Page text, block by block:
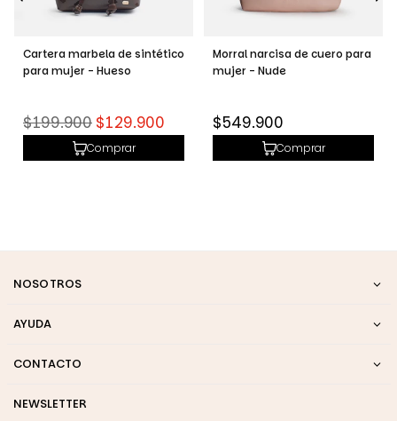
Cartera marbela de sintético
para mujer - Hueso
Precio
habitual
$199.900 $129.900
Comprar
Morral narcisa de cuero para
mujer - Nude
Precio
habitual
$549.900
Comprar
NOSOTROS
AYUDA
CONTACTO
NEWSLETTER